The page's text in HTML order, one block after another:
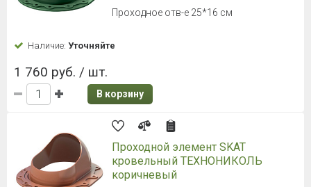
Проходное отв-е 25*16 см
Наличие: Уточняйте
1 760 руб. / шт.
В корзину
Проходной элемент SKAT
кровельный ТЕХНОНИКОЛЬ
коричневый